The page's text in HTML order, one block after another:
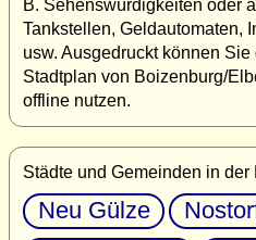
B. Sehenswürdigkeiten oder
Tankstellen, Geldautomaten,
usw. Ausgedruckt können Sie
Stadtplan von Boizenburg/
offline nutzen.
Städte und Gemeinden in der
Neu Gülze